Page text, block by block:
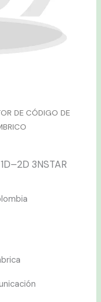
DE CÓDIGO DE
3NSTAR